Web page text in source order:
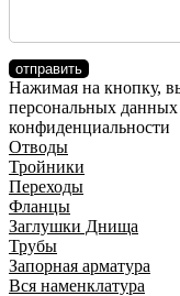
отправить
Нажимая на кнопку,
персональных данных
конфиденциальности
Отводы
Тройники
Переходы
Фланцы
Заглушки Днища
Трубы
Запорная арматура
Вся наменклатура